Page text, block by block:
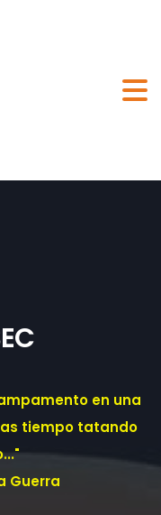
en una
tiempo tatando
Guerra